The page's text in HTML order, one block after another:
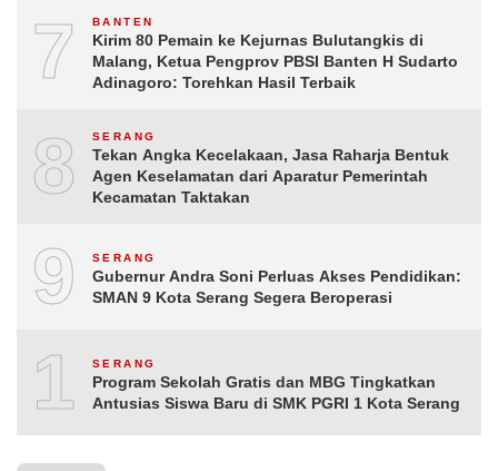
7 BANTEN
Kirim 80 Pemain ke Kejurnas Bulutangkis di
Malang, Ketua Pengprov PBSI Banten H Sudarto
Adinagoro: Torehkan Hasil Terbaik
8 SERANG
Tekan Angka Kecelakaan, Jasa Raharja Bentuk
Agen Keselamatan dari Aparatur Pemerintah
Kecamatan Taktakan
9 SERANG
Gubernur Andra Soni Perluas Akses Pendidikan:
SMAN 9 Kota Serang Segera Beroperasi
10SERANG
Program Sekolah Gratis dan MBG Tingkatkan
Antusias Siswa Baru di SMK PGRI 1 Kota Serang